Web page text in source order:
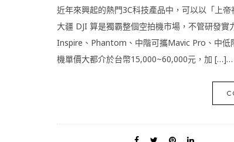
近年來興起的熱門3C科技產品中，可以以「上
大疆 DJI 算是獨霸整個空拍機市場，不管研發
Inspire、Phantom、中階可攜Mavic Pro、中低
機單價大都介於台幣15,000~60,000元，加 […]…